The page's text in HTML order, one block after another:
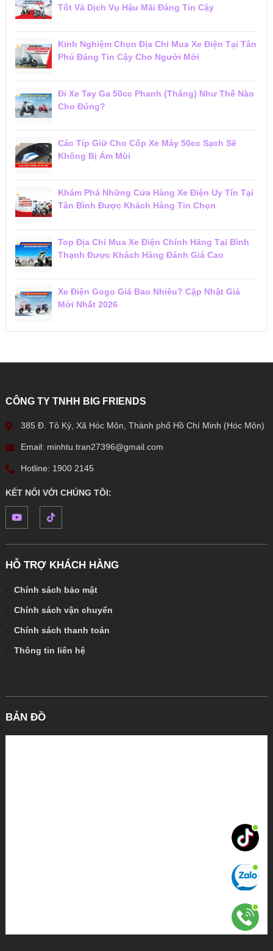
Tốt Và Dịch Vụ Hậu Mãi Đáng Tin Cậy
Kinh Nghiệm Chọn Địa Chỉ Mua Xe Điện Tại Tân
Phú Đáng Tin Cậy Cho Người Mới
Đi Xe Tay Ga 50cc Phanh (Thắng) Như Thế Nào
Cho Đúng?
Các Típ Giữ Cho Cốp Xe Máy 50cc Sạch Sẽ
Không Bị Ám Mùi
Khám Phá Những Cửa Hàng Xe Điện Uy Tín Tại
Tân Bình Được Khách Hàng Tin Chọn
Top Địa Chỉ Mua Xe Điện Chính Hãng Tại Bình
Thạnh Được Khách Hàng Đánh Giá Cao
Xe Điện Gogo Giá Bao Nhiêu? Cập Nhật Giá
Mới Nhất 2026
CÔNG TY TNHH BIG FRIENDS
385 Đ. Tô Ký, Xã Hóc Môn, Thành phố Hồ Chí Minh (Hóc Môn)
Email: minhtu.tran27396@gmail.com
Hotline: 1900 2145
KẾT NỐI VỚI CHÚNG TÔI:
HỖ TRỢ KHÁCH HÀNG
Chính sách bảo mật
Chính sách vận chuyển
Chính sách thanh toán
Thông tin liên hệ
BẢN ĐỒ